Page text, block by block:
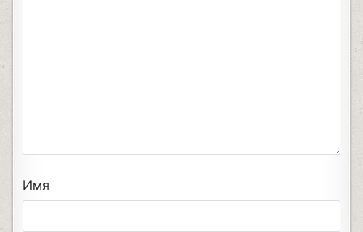
Имя